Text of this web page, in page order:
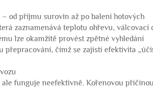
od příjmu surovin až po balení hotových
zaznamenává teplotu ohřevu, válcovací
lze okamžitě provést zpětné vyhledání
přepracování, čímž se zajistí efektivita
funguje neefektivně. Kořenovou